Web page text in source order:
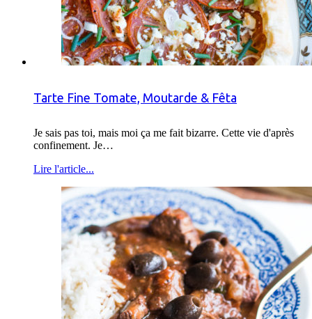
Tarte Fine Tomate, Moutarde & Fêta
Je sais pas toi, mais moi ça me fait bizarre. Cette vie d'après
confinement. Je…
Lire l'article...